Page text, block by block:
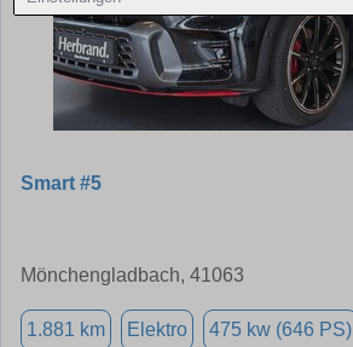
Smart #5
Mönchengladbach, 41063
1.881 km Elektro 475 kw (646 PS)